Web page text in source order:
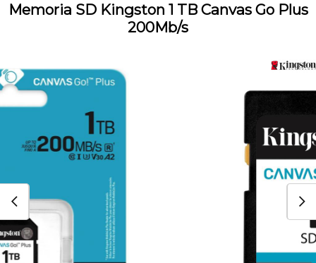
hoy. Comprando antes de 13Hs.
gratis
Memoria SD Kingston 1 TB Canvas Go Plus
200Mb/s